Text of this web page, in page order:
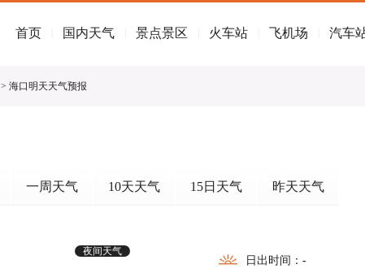
首页 国内天气 景点景区 火车站 飞机场 汽车
> 海口明天天气预报
一周天气 10天天气 15日天气 昨天天气
夜间天气
日出时间： -